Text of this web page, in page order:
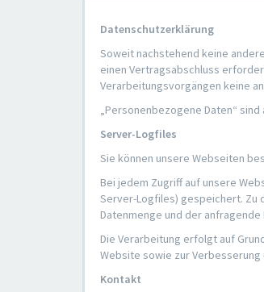
Datenschutzerklärung
Soweit nachstehend keine
einen Vertragsabschluss
Verarbeitungsvorgängen keine
„Personenbezogene Daten“
Server-Logfiles
Sie können unsere Webseiten
Bei jedem Zugriff auf unsere
Server-Logfiles) gespeichert. Zu
Datenmenge und der anfragende
Die Verarbeitung erfolgt auf
Website sowie zur
Kontakt